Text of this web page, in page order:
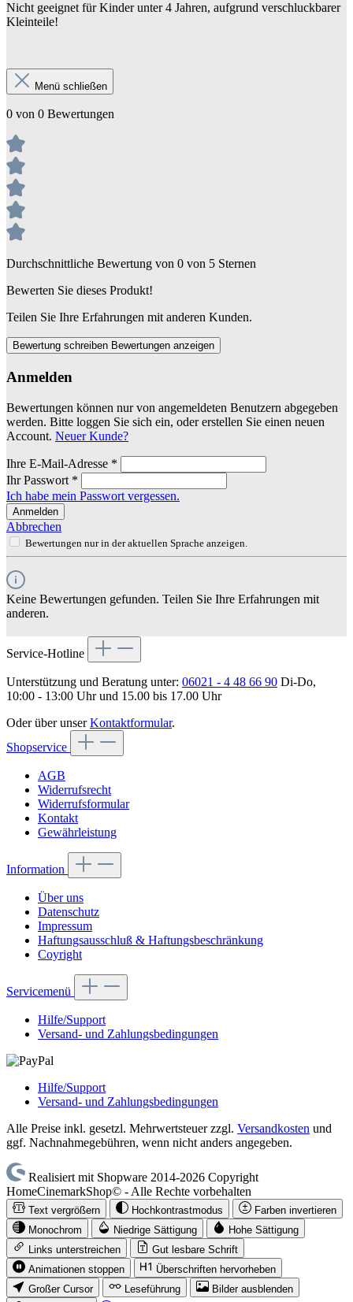
Nicht geeignet für Kinder unter 4 Jahren, aufgrund verschluckbarer
Kleinteile!
Menü schließen
0 von 0 Bewertungen
Durchschnittliche Bewertung von 0 von 5 Sternen
Bewerten Sie dieses Produkt!
Teilen Sie Ihre Erfahrungen mit anderen Kunden.
Bewertung schreiben Bewertungen anzeigen
Anmelden
Bewertungen können nur von angemeldeten Benutzern abgegeben
werden. Bitte loggen Sie sich ein, oder erstellen Sie einen neuen
Account. Neuer Kunde?
Ihre E-Mail-Adresse *
Ihr Passwort *
Ich habe mein Passwort vergessen.
Anmelden
Abbrechen
Bewertungen nur in der aktuellen Sprache anzeigen.
Keine Bewertungen gefunden. Teilen Sie Ihre Erfahrungen mit
anderen.
Service-Hotline
Unterstützung und Beratung unter: 06021 - 4 48 66 90 Di-Do,
10:00 - 13:00 Uhr und 15.00 bis 17.00 Uhr
Oder über unserKontaktformular.
Shopservice
AGB
Widerrufsrecht
Widerrufsformular
Kontakt
Gewährleistung
Information
Über uns
Datenschutz
Impressum
Haftungsausschluß & Haftungsbeschränkung
Coyright
Servicemenü
Hilfe/Support
Versand- und Zahlungsbedingungen
Hilfe/Support
Versand- und Zahlungsbedingungen
Alle Preise inkl. gesetzl. Mehrwertsteuer zzgl. Versandkosten und
ggf. Nachnahmegebühren, wenn nicht anders angegeben.
Realisiert mit Shopware 2014-2026 Copyright
HomeCinemarkShop© - Alle Rechte vorbehalten
Text vergrößern Hochkontrastmodus
Farben invertieren
Monochrom
Niedrige Sättigung
Hohe Sättigung
Links unterstreichen
Gut lesbare Schrift
Animationen stoppen
Überschriften hervorheben
Großer Cursor
Leseführung Bilder ausblenden